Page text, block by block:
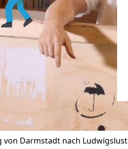
von Darmstadt nach Ludwigslust